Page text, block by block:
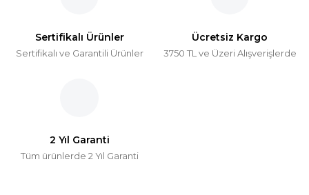
Sertifikalı Ürünler
Sertifikalı ve Garantili Ürünler
Ücretsiz Kargo
3750 TL ve Üzeri Alışverişlerde
2 Yıl Garanti
Tüm ürünlerde 2 Yıl Garanti